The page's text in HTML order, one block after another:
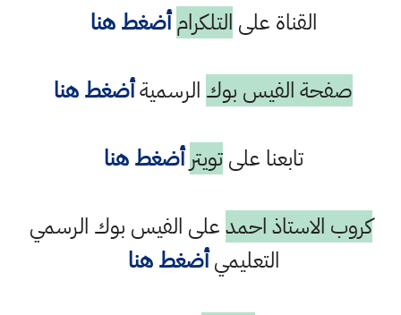
القناة على التلكرام أضغط هنا
صفحة الفيس بوك الرسميةأضغط هنا
تابعنا علىتويتر أضغط هنا
كروب الاستاذ احمدعلى الفيس بوك الرسمي
التعليميأضغط هنا